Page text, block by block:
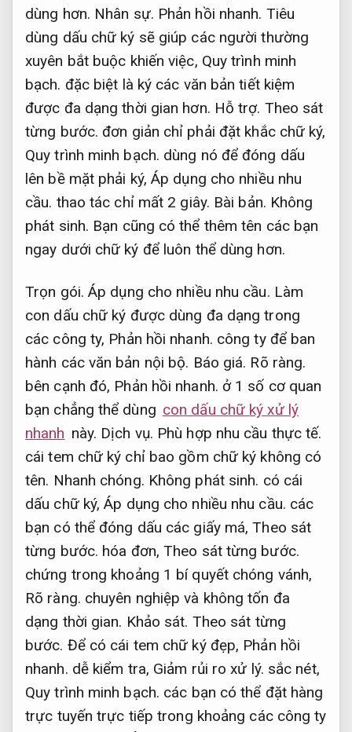
dùng hơn. Nhân sự. Phản hồi nhanh. Tiêu
dùng dấu chữ ký sẽ giúp các người thường
xuyên bắt buộc khiến việc, Quy trình minh
bạch. đặc biệt là ký các văn bản tiết kiệm
được đa dạng thời gian hơn. Hỗ trợ. Theo sát
từng bước. đơn giản chỉ phải đặt khắc chữ ký,
Quy trình minh bạch. dùng nó để đóng dấu
lên bề mặt phải ký, Áp dụng cho nhiều nhu
cầu. thao tác chỉ mất 2 giây. Bài bản. Không
phát sinh. Bạn cũng có thể thêm tên các bạn
ngay dưới chữ ký để luôn thể dùng hơn.
Trọn gói. Áp dụng cho nhiều nhu cầu. Làm
con dấu chữ ký được dùng đa dạng trong
các công ty, Phản hồi nhanh. công ty để ban
hành các văn bản nội bộ. Báo giá. Rõ ràng.
bên cạnh đó, Phản hồi nhanh. ở 1 số cơ quan
bạn chẳng thể dùng con dấu chữ ký xử lý
nhanh này. Dịch vụ. Phù hợp nhu cầu thực tế.
cái tem chữ ký chỉ bao gồm chữ ký không có
tên. Nhanh chóng. Không phát sinh. có cái
dấu chữ ký,Áp dụng cho nhiều nhu cầu. các
bạn có thể đóng dấu các giấy má,Theo sát
từng bước. hóa đơn, Theo sát từng bước.
chứng trong khoảng 1 bí quyết chóng vánh,
Rõ ràng. chuyên nghiệp và không tốn đa
dạng thời gian. Khảo sát. Theo sát từng
bước. Để có cái tem chữ ký đẹp, Phản hồi
nhanh. dễ kiểm tra, Giảm rủi ro xử lý. sắc nét,
Quy trình minh bạch. các bạn có thể đặt hàng
trực tuyến trực tiếp trong khoảng các công ty